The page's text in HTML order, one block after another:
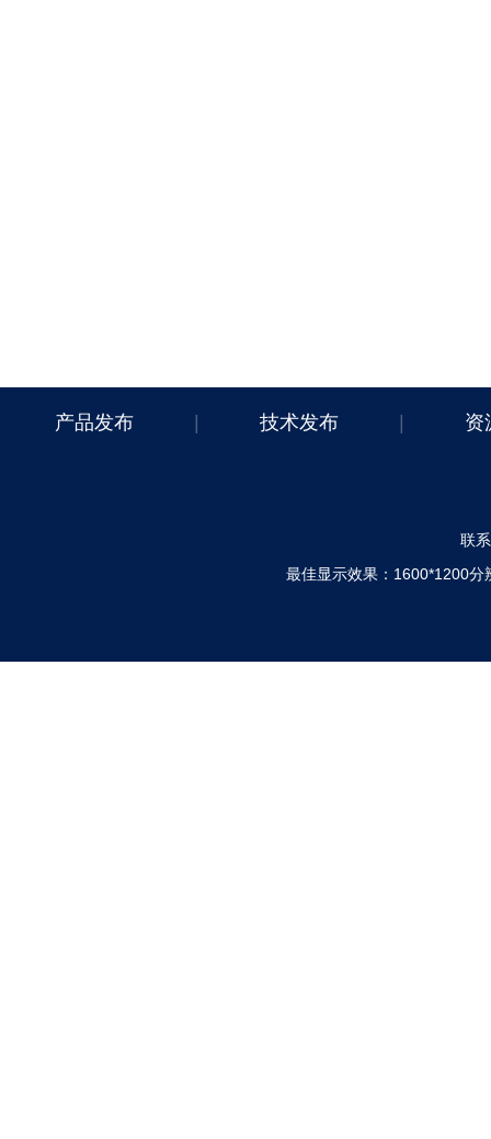
产品发布 技术发布 资
联
最佳显示效果：1600*1200